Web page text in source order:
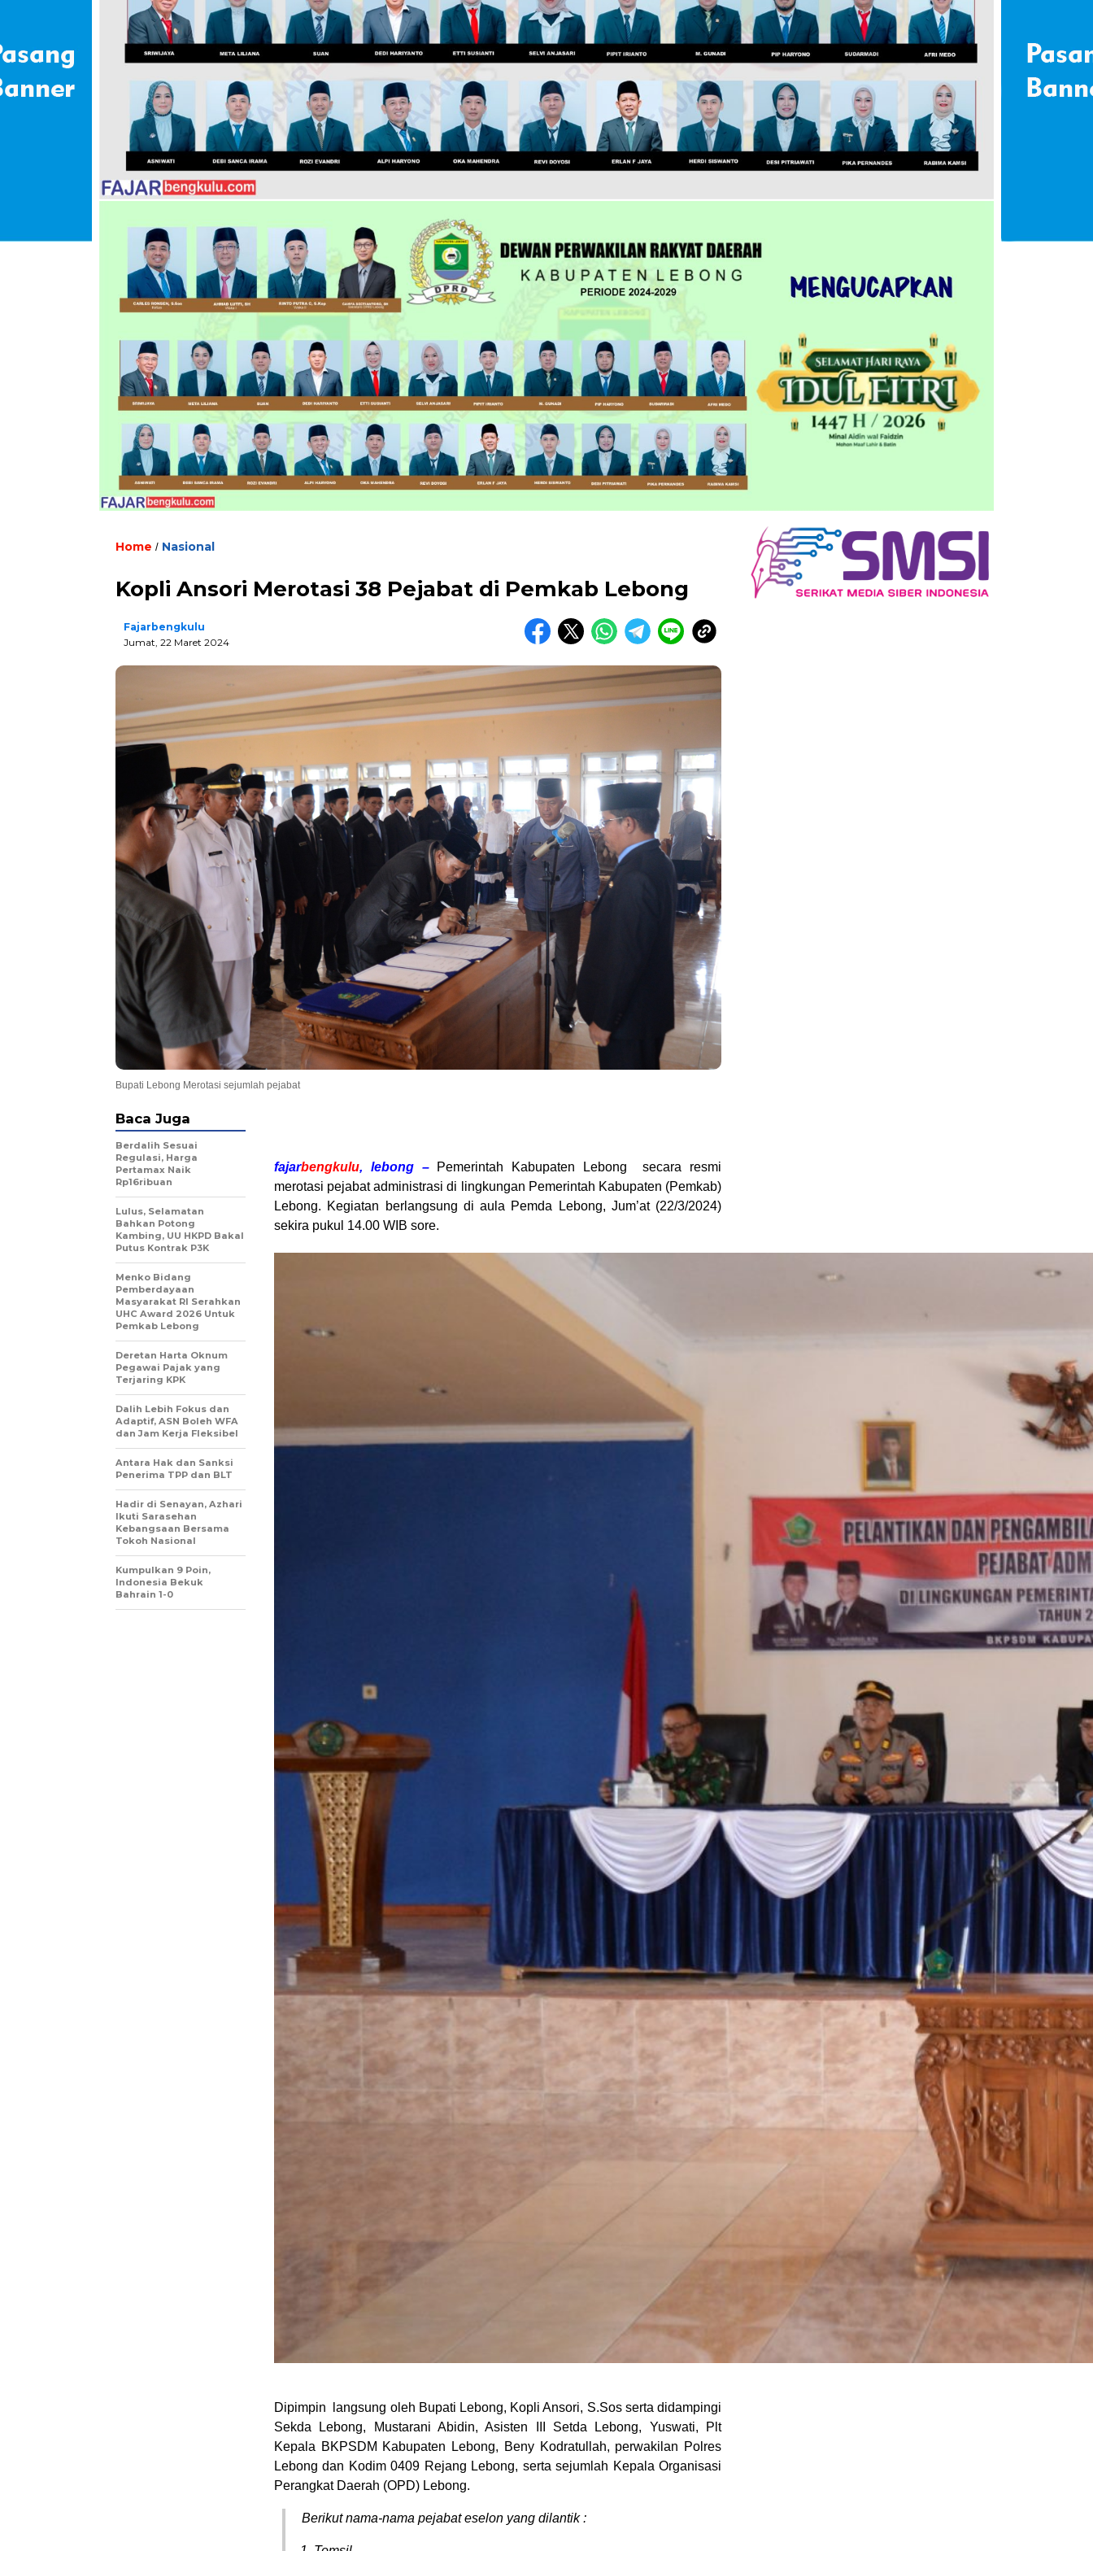
Home / Nasional
Kopli Ansori Merotasi 38 Pejabat di Pemkab Lebong
Fajarbengkulu
Jumat, 22 Maret 2024
Bupati Lebong Merotasi sejumlah pejabat
fajarbengkulu, lebong –
Pemerintah Kabupaten Lebong secara resmi
merotasi pejabat administrasi di lingkungan Pemerintah Kabupaten (Pemkab)
Lebong. Kegiatan berlangsung di aula Pemda Lebong, Jum’at (22/3/2024)
sekira pukul 14.00 WIB sore.
Dipimpin langsung oleh Bupati Lebong, Kopli Ansori, S.Sos serta didampingi
Sekda Lebong, Mustarani Abidin, Asisten III Setda Lebong, Yuswati, Plt
Kepala BKPSDM Kabupaten Lebong, Beny Kodratullah, perwakilan Polres
Lebong dan Kodim 0409 Rejang Lebong, serta sejumlah Kepala Organisasi
Perangkat Daerah (OPD) Lebong.
Berikut nama-nama pejabat eselon yang dilantik :
Baca Juga
Berdalih Sesuai
Regulasi, Harga
Pertamax Naik
Rp16ribuan
Lulus, Selamatan
Bahkan Potong
Kambing, UU HKPD Bakal
Putus Kontrak P3K
Menko Bidang
Pemberdayaan
Masyarakat RI Serahkan
UHC Award 2026 Untuk
Pemkab Lebong
Deretan Harta Oknum
Pegawai Pajak yang
Terjaring KPK
Dalih Lebih Fokus dan
Adaptif, ASN Boleh WFA
dan Jam Kerja Fleksibel
Antara Hak dan Sanksi
Penerima TPP dan BLT
Hadir di Senayan, Azhari
Ikuti Sarasehan
Kebangsaan Bersama
Tokoh Nasional
Kumpulkan 9 Poin,
Indonesia Bekuk
Bahrain 1-0